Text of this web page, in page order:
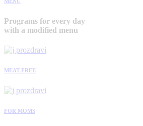
Programs for every day
with a modified menu
MEAT-FREE
FOR MOMS